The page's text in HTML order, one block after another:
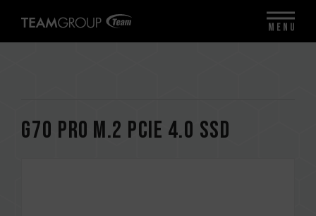
G70 PRO M.2 PCIe 4.0 SSD
MENU